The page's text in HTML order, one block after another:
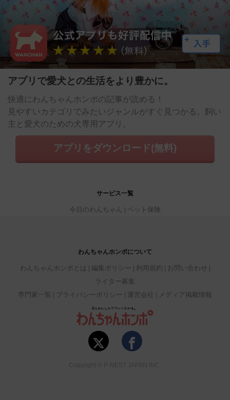
アプリで愛犬との生活をより豊かに。
快適にわんちゃんホンポの記事が読める！
見やすいカテゴリでみたいジャンルがすぐ見つかる。飼い
主と愛犬のための犬専用アプリ。
アプリをダウンロード(無料)
サービス一覧
今日のわんちゃん ペット保険
わんちゃんホンポについて
わんちゃんホンポとは 編集ポリシー 利用規約
お問い合わせ
ライター募集
専門家一覧
プライバシーポリシー 運営会社 メディア掲載情報